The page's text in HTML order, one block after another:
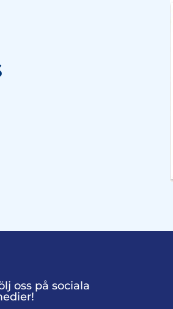
oss på sociala